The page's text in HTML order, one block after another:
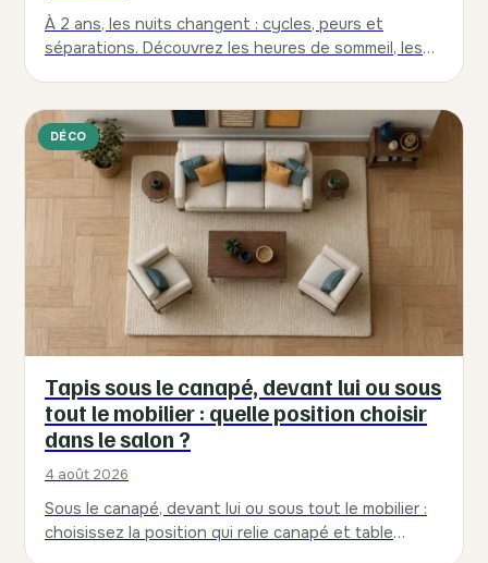
À 2 ans, les nuits changent : cycles, peurs et
séparations. Découvrez les heures de sommeil, les
DÉCO
Tapis sous le canapé, devant lui ou sous
tout le mobilier : quelle position choisir
dans le salon ?
4 août 2026
Sous le canapé, devant lui ou sous tout le mobilier :
choisissez la position qui relie canapé et table